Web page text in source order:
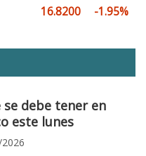
16.8200 -1.95%
se debe tener en
este lunes